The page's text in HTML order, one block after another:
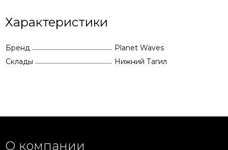
Характеристики
Бренд
Planet Waves
Склады
Нижний Тагил
О компании